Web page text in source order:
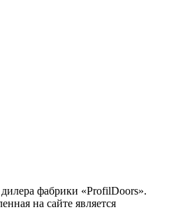
фабрики «ProfilDoors».
на сайте является